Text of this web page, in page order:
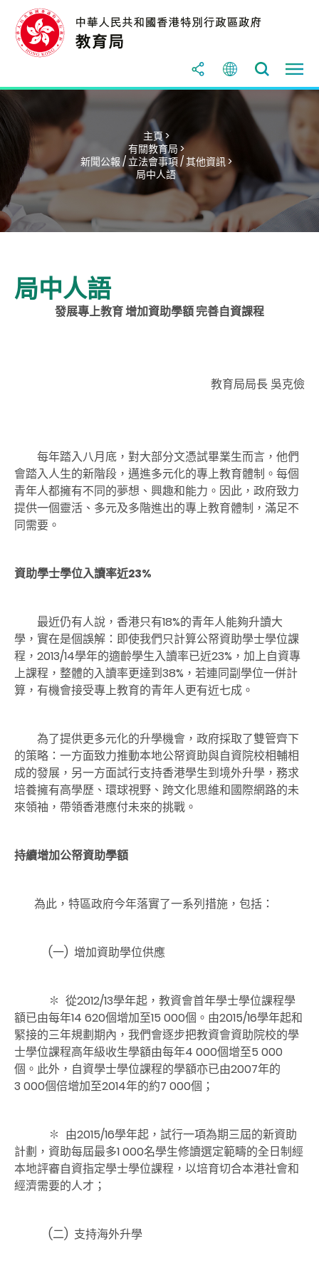
主頁 >
有關教育局 >
新聞公報 / 立法會事項 / 其他資訊 >
局中人語
局中人語
發展專上教育 增加資助學額 完善自資課程
教育局局長 吳克儉
每年踏入八月底，對大部分文憑試畢業生而言，他們
會踏入人生的新階段，邁進多元化的專上教育體制。每個
青年人都擁有不同的夢想、興趣和能力。因此，政府致力
提供一個靈活、多元及多階進出的專上教育體制，滿足不
同需要。
資助學士學位入讀率近23%
最近仍有人說，香港只有18%的青年人能夠升讀大
學，實在是個誤解：即使我們只計算公帑資助學士學位課
程，2013/14學年的適齡學生入讀率已近23%，加上自資專
上課程，整體的入讀率更達到38%，若連同副學位一併計
算，有機會接受專上教育的青年人更有近七成。
為了提供更多元化的升學機會，政府採取了雙管齊下
的策略：一方面致力推動本地公帑資助與自資院校相輔相
成的發展，另一方面試行支持香港學生到境外升學，務求
培養擁有高學歷、環球視野、跨文化思維和國際網路的未
來領袖，帶領香港應付未來的挑戰。
持續增加公帑資助學額
為此，特區政府今年落實了一系列措施，包括：
(一) 增加資助學位供應
✽ 從2012/13學年起，教資會首年學士學位課程學
額已由每年14 620個增加至15 000個。由2015/16學年起和
緊接的三年規劃期內，我們會逐步把教資會資助院校的學
士學位課程高年級收生學額由每年4 000個增至5 000
個。此外，自資學士學位課程的學額亦已由2007年的
3 000個倍增加至2014年的約7 000個；
✽ 由2015/16學年起，試行一項為期三屆的新資助
計劃，資助每屆最多1 000名學生修讀選定範疇的全日制經
本地評審自資指定學士學位課程，以培育切合本港社會和
經濟需要的人才；
(二) 支持海外升學